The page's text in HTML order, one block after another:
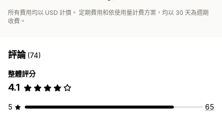
所有費用均以 USD 計價。 定期費用和依使用量計費方案，均以 30 天為週期
收費。
評論(74)
整體評分
4.1
5
65